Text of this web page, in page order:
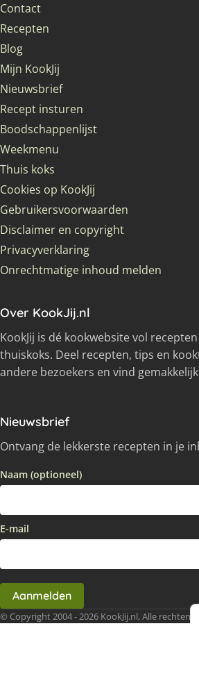
Contact
Recepten
Blog
Mijn KookJij
Nieuwsbrief
Recept insturen
Boodschappenlijst
Weekmenu
Thuis koks
Cookies op KookJij
Gebruikersvoorwaarden
Disclaimer en copyright
Privacyverklaring
Onrechtmatige inhoud melden
Over KookJij.nl
KookJij is dé kookwebsite vol
thuiskoks. Deel recepten, tips en
andere bezoekers en vind
Nieuwsbrief
Ontvang de lekkerste recepten in je
Naam (optioneel)
E-mail
Aanmelden
© Copyright 2004 - 2026 KookJij.nl, Alle rechten